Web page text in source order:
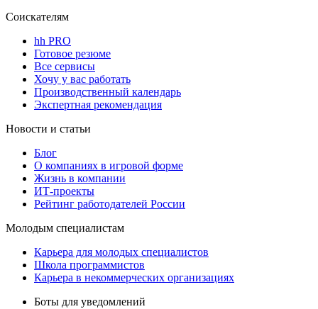
Соискателям
hh PRO
Готовое резюме
Все сервисы
Хочу у вас работать
Производственный календарь
Экспертная рекомендация
Новости и статьи
Блог
О компаниях в игровой форме
Жизнь в компании
ИТ-проекты
Рейтинг работодателей России
Молодым специалистам
Карьера для молодых специалистов
Школа программистов
Карьера в некоммерческих организациях
Боты для уведомлений